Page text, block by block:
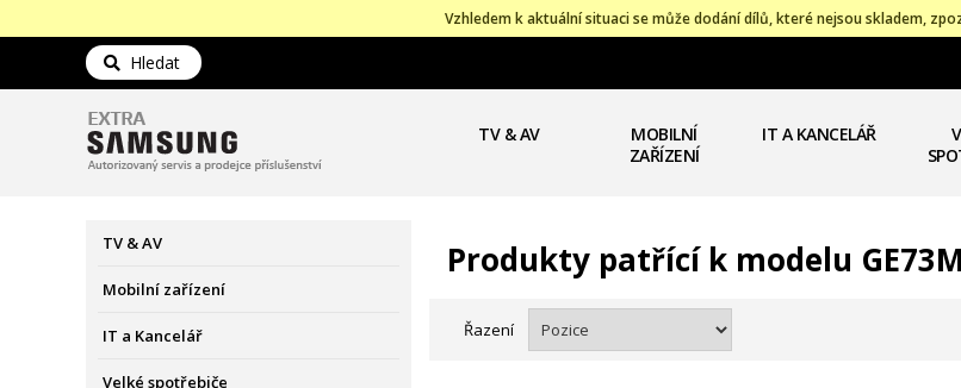
Vzhledem k aktuální situaci se může dodání dílů, které nejsou skladem,
Hledat
TV & AV
MOBILNÍ
ZAŘÍZENÍ
IT A KANCELÁŘ
TV & AV
Mobilní zařízení
IT a Kancelář
Velké spotřebiče
Produkty patřící k modelu
Řazení